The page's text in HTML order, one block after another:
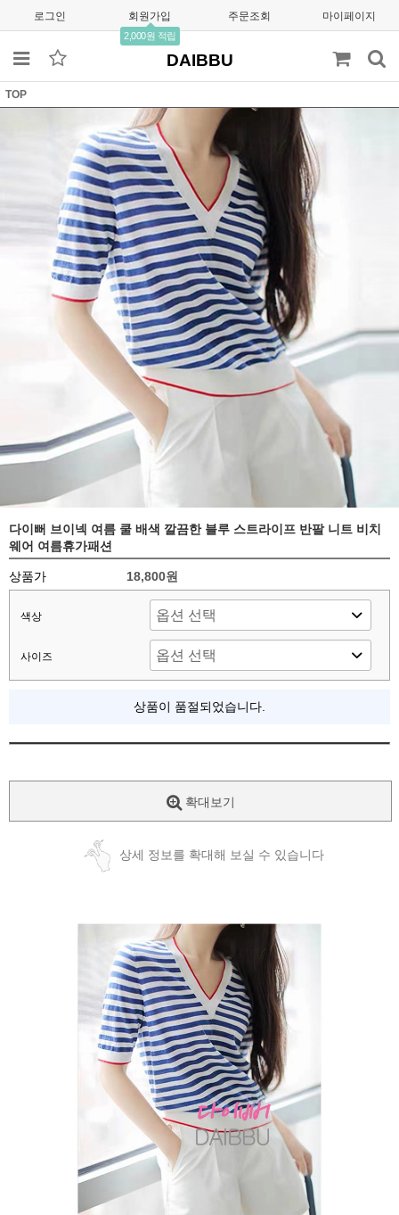
로그인 회원가입
2,000원 적립
주문조회 마이페이지
DAIBBU
TOP
다이뻐 브이넥 여름 쿨 배색 깔끔한 블루 스트라이프 반팔 니트 비치
웨어 여름휴가패션
상품가 18,800원
색상
사이즈
상품이 품절되었습니다.
확대보기
상세 정보를 확대해 보실 수 있습니다